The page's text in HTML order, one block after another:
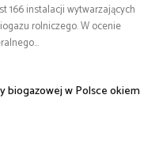
166 instalacji wytwarzających
rolniczego. W ocenie
biogazowej w Polsce okiem